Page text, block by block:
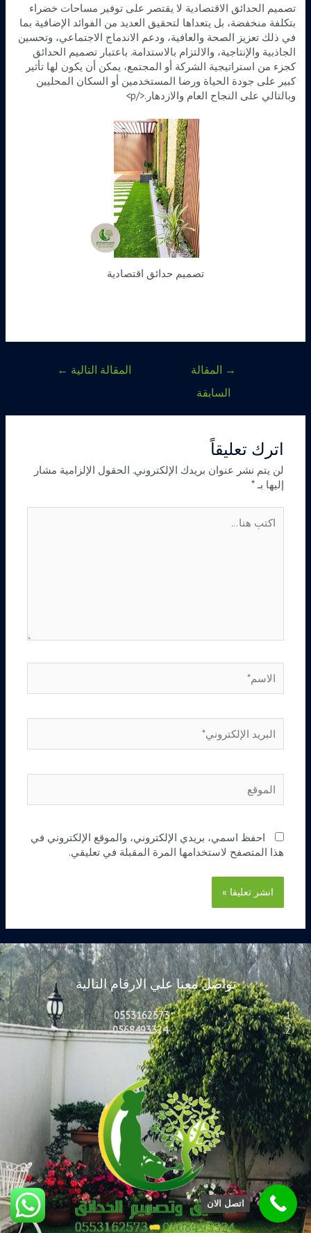
تصميم الحدائق الاقتصادية لا يقتصر على توفير مساحات خضراء
بتكلفة منخفضة، بل يتعداها لتحقيق العديد من الفوائد الإضافية بما
في ذلك تعزيز الصحة والعافية، ودعم الاندماج الاجتماعي، وتحسين
الجاذبية والإنتاجية، والالتزام بالاستدامة. باعتبار تصميم الحدائق
كجزء من استراتيجية الشركة أو المجتمع، يمكن أن يكون لها تأثير
كبير على جودة الحياة ورضا المستخدمين أو السكان المحليين
وبالتالي على النجاح العام والازدهار.</p>
تصميم حدائق اقتصادية
→ المقالة
السابقة
المقالة التالية ←
اترك تعليقاً
لن يتم نشر عنوان بريدك الإلكتروني. الحقول الإلزامية مشار
إليها بـ*
هنا...
الإلكتروني*
احفظ اسمي، بريدي الإلكتروني، والموقع الإلكتروني في
هذا المتصفح لاستخدامها المرة المقبلة في تعليقي.
تواصل معنا علي الارقام التالية
0553162573
0568493324
اتصل الان